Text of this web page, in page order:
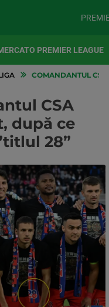
PREMIER LEAGUE
COMANDANTUL CSA
CSA
după ce
28”